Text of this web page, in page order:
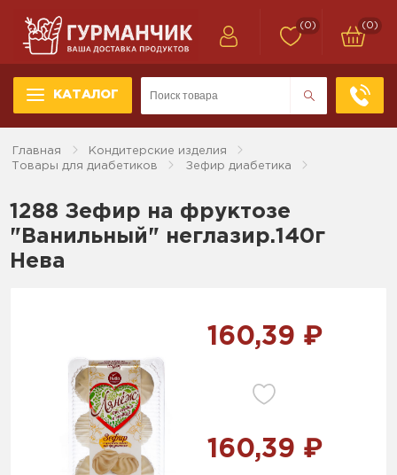
КАТАЛОГ
(0) (0)
Главная
Кондитерские изделия
Товары для диабетиков
Зефир диабетика
1288 Зефир на фруктозе
"Ванильный" неглазир.140г
Нева
160,39 ₽
160,39 ₽